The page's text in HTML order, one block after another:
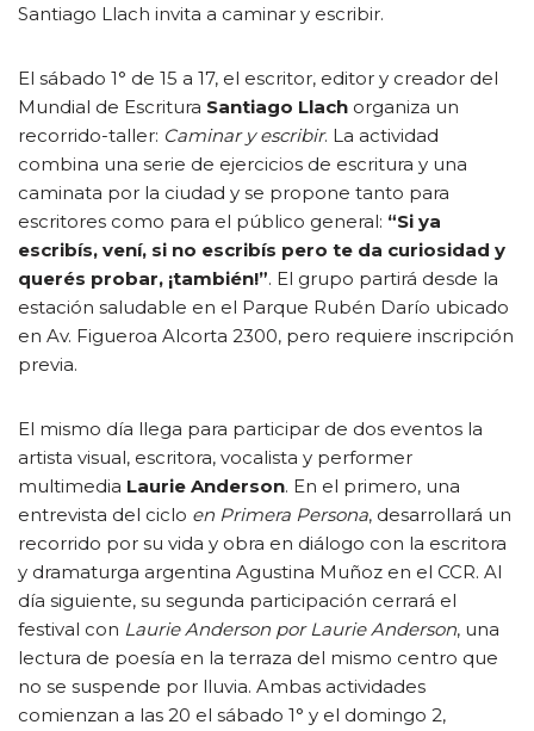
Santiago Llach invita a caminar y escribir.
El sábado 1° de 15 a 17, el escritor, editor y creador del
Mundial de Escritura Santiago Llach organiza un
recorrido-taller: Caminar y escribir. La actividad
combina una serie de ejercicios de escritura y una
caminata por la ciudad y se propone tanto para
escritores como para el público general: “Si ya
escribís, vení, si no escribís pero te da curiosidad y
querés probar, ¡también!”. El grupo partirá desde la
estación saludable en el Parque Rubén Darío ubicado
en Av. Figueroa Alcorta 2300, pero requiere inscripción
previa.
El mismo día llega para participar de dos eventos la
artista visual, escritora, vocalista y performer
multimedia Laurie Anderson. En el primero, una
entrevista del ciclo en Primera Persona, desarrollará un
recorrido por su vida y obra en diálogo con la escritora
y dramaturga argentina Agustina Muñoz en el CCR. Al
día siguiente, su segunda participación cerrará el
festival con Laurie Anderson por Laurie Anderson, una
lectura de poesía en la terraza del mismo centro que
no se suspende por lluvia. Ambas actividades
comienzan a las 20 el sábado 1° y el domingo 2,